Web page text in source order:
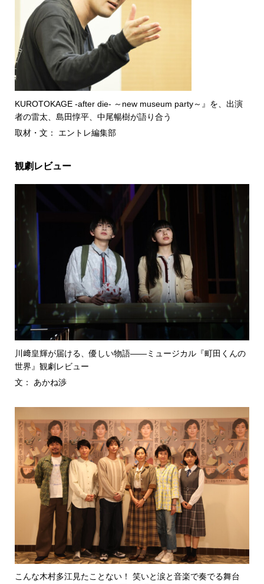
KUROTOKAGE -after die- ～new museum party～』を、出演
者の雷太、島田惇平、中尾暢樹が語り合う
取材・文： エントレ編集部
観劇レビュー
川﨑皇輝が届ける、優しい物語――ミュージカル『町田くんの
世界』観劇レビュー
文： あかね渉
こんな木村多江見たことない！ 笑いと涙と音楽で奏でる舞台